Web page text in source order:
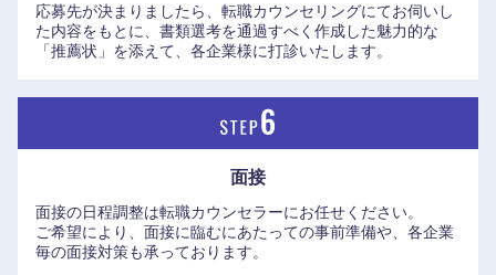
応募先が決まりましたら、転職カウンセリングにてお伺いし
た内容をもとに、書類選考を通過すべく作成した魅力的な
「推薦状」を添えて、各企業様に打診いたします。
面接
面接の日程調整は転職カウンセラーにお任せください。
ご希望により、面接に臨むにあたっての事前準備や、各企業
毎の面接対策も承っております。